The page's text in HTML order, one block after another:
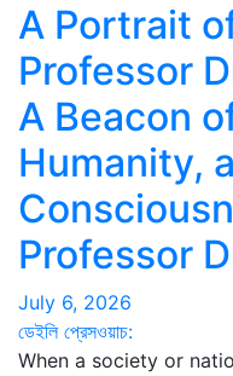
A Portrait
Professor
A Beacon
Humanity,
Professor
July 6, 2026
ডেইলি প্রেসওয়াচ:
When a society or